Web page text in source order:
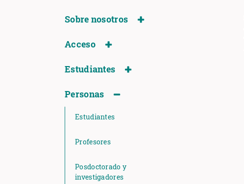
Sobre nosotros
Acceso
Estudiantes
Personas
Estudiantes
Profesores
Posdoctorado y
investigadores